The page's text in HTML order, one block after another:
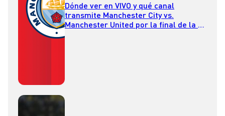
Dónde ver en VIVO y qué canal
transmite Manchester City vs.
Manchester United por la final de la FA